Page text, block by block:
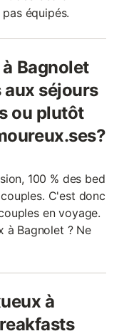
équipés.
Bagnolet
séjours
ou plutôt
100 % des bed
C'est donc
en voyage.
à Bagnolet ? Ne
à